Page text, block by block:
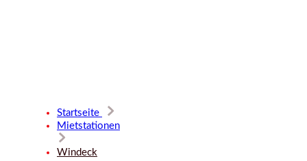
Startseite
Mietstationen
Windeck